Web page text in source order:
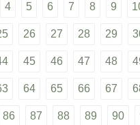
4 5 6 7 8 9
26 27 28 29
45 46 47 48
64 65 66 67
86 87 88 89 90